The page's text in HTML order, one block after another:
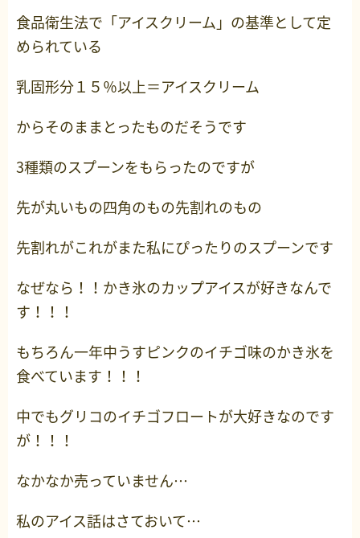
食品衛生法で「アイスクリーム」の基準として定
められている
乳固形分１５％以上＝アイスクリーム
からそのままとったものだそうです
3種類のスプーンをもらったのですが
先が丸いもの四角のもの先割れのもの
先割れがこれがまた私にぴったりのスプーンです
なぜなら！！かき氷のカップアイスが好きなんで
す！！！
もちろん一年中うすピンクのイチゴ味のかき氷を
食べています！！！
中でもグリコのイチゴフロートが大好きなのです
が！！！
なかなか売っていません…
私のアイス話はさておいて…